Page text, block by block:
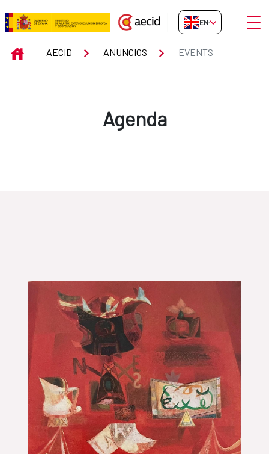
Skip to Main Content
Events
EN-GB
INICIOAECID ANUNCIOS EVENTS
Agenda